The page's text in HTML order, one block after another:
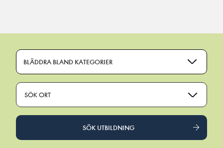
BLÄDDRA BLAND KATEGORIER
SÖK ORT
SÖK UTBILDNING